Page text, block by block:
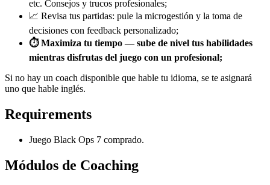
etc. Consejos y trucos profesionales;
📈 Revisa tus partidas: pule la microgestión y la toma de
decisiones con feedback personalizado;
⏱️ Maximiza tu tiempo — sube de nivel tus habilidades
mientras disfrutas del juego con un profesional;
Si no hay un coach disponible que hable tu idioma, se te asignará
uno que hable inglés.
Requirements
Juego Black Ops 7 comprado.
Módulos de Coaching